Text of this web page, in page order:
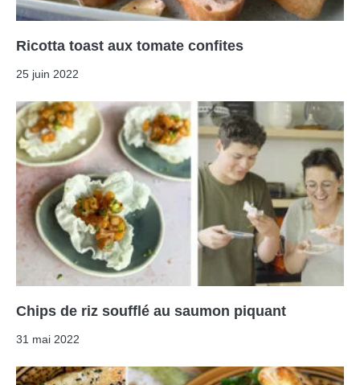
Ricotta toast aux tomate confites
25 juin 2022
Chips de riz soufflé au saumon piquant
31 mai 2022